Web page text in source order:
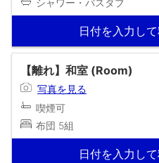
日付を入力し
【離れ】和室 (Room)
写真を見る
喫煙可
布団 5組
日付を入力し